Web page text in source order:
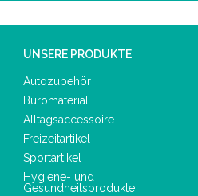
UNSERE PRODUKTE
Autozubehör
Büromaterial
Alltagsaccessoire
Freizeitartikel
Sportartikel
Hygiene- und
Gesundheitsprodukte